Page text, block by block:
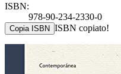
ISBN:
978-90-234-2330-0
Copia ISBN ISBN copiato!